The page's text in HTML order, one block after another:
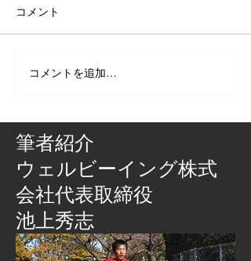
コメント
コメントを追加…
筆者紹介
​ウェルビーイング株式
会社代表取締役
池上秀志